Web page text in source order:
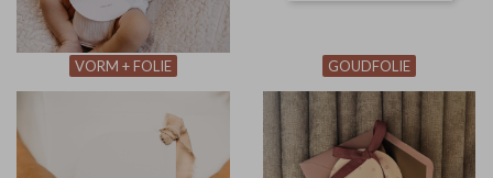
VORM + FOLIE GOUDFOLIE